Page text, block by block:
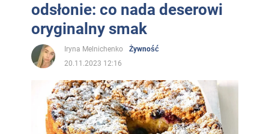
odsłonie: co nada deserowi
oryginalny smak
Iryna Melnichenko
Żywność
20.11.2023 12:16